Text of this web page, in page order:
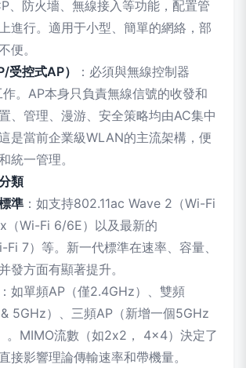
、防火墻、無線接入等功能，配置管
進行。適用于小型、簡單的網絡，部
便。
受控式AP）
：必須與無線控制器
作。AP本身只負責無線信號的收發和
、管理、漫游、安全策略均由AC集中
是當前企業級WLAN的主流架構，便
統一管理。
類
準 ：如支持802.11ac Wave 2（Wi-Fi
（Wi-Fi 6/6E）以及最新的
Fi 7）等。新一代標準在速率、容量、
發方面有顯著提升。
：如單頻AP（僅2.4GHz）、雙頻
5GHz）、三頻AP（新增一個5GHz
。MIMO流數（如2x2， 4x4）決定了
接影響理論傳輸速率和帶機量。